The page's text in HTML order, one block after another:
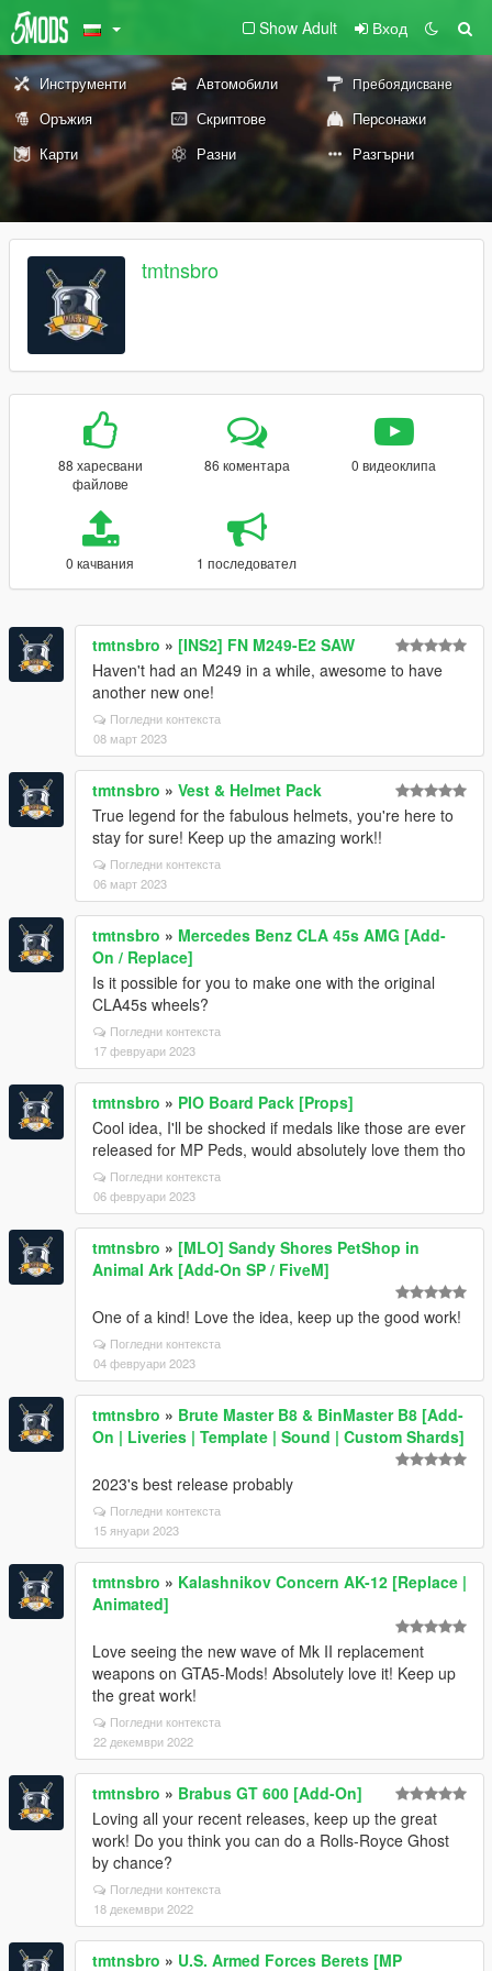
Show Adult Вход
Инструменти Автомобили Пребоядисване
Оръжия Скриптове
Персонажи
Карти
Разни Разгърни
tmtnsbro
88 харесвани
файлове
86 коментара 0 видеоклипа
0 качвания 1 последовател
tmtnsbro » [INS2] FN M249-E2 SAW
Haven't had an M249 in a while, awesome to have
another new one!
Погледни контекста
08 март 2023
tmtnsbro » Vest & Helmet Pack
True legend for the fabulous helmets, you're here to
stay for sure! Keep up the amazing work!!
Погледни контекста
06 март 2023
tmtnsbro » Mercedes Benz CLA 45s AMG [Add-
On / Replace]
Is it possible for you to make one with the original
CLA45s wheels?
Погледни контекста
17 февруари 2023
tmtnsbro » PIO Board Pack [Props]
Cool idea, I'll be shocked if medals like those are ever
released for MP Peds, would absolutely love them tho
Погледни контекста
06 февруари 2023
tmtnsbro » [MLO] Sandy Shores PetShop in
Animal Ark [Add-On SP / FiveM]
One of a kind! Love the idea, keep up the good work!
Погледни контекста
04 февруари 2023
tmtnsbro » Brute Master B8 & BinMaster B8 [Add-
On | Liveries | Template | Sound | Custom Shards]
2023's best release probably
Погледни контекста
15 януари 2023
tmtnsbro » Kalashnikov Concern AK-12 [Replace |
Animated]
Love seeing the new wave of Mk II replacement
weapons on GTA5-Mods! Absolutely love it! Keep up
the great work!
Погледни контекста
22 декември 2022
tmtnsbro » Brabus GT 600 [Add-On]
Loving all your recent releases, keep up the great
work! Do you think you can do a Rolls-Royce Ghost
by chance?
Погледни контекста
18 декември 2022
tmtnsbro » U.S. Armed Forces Berets [MP